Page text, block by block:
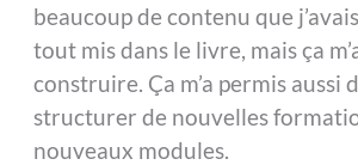
beaucoup de contenu que
tout mis dans le livre, mais ça
construire. Ça m’a permis aussi
structurer de nouvelles
nouveaux modules.